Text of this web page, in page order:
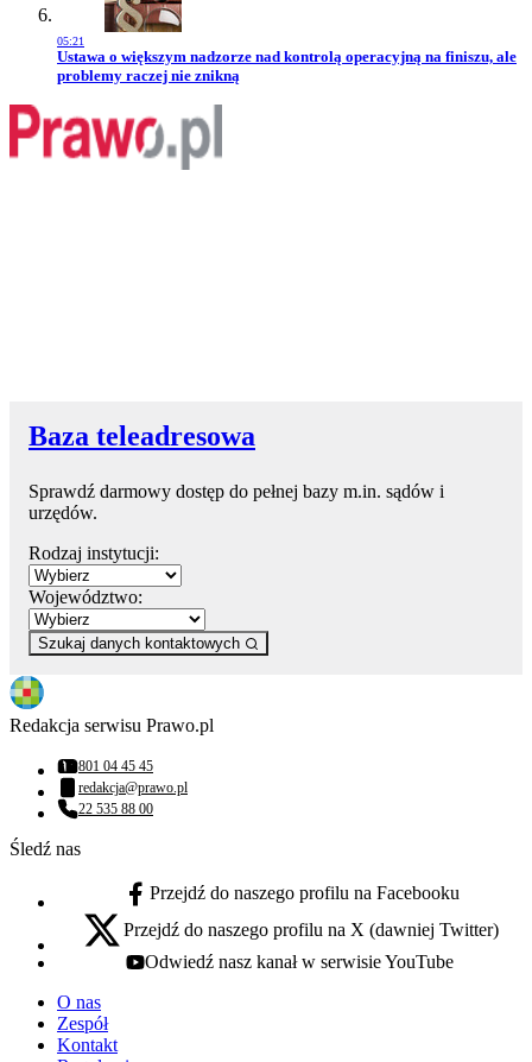
05:21
Przejdź do artykułu:
Ustawa o większym nadzorze nad kontrolą operacyjną na finiszu, ale
problemy raczej nie znikną
Baza teleadresowa
Sprawdź darmowy dostęp do pełnej bazy m.in. sądów i
urzędów.
Rodzaj instytucji:
Województwo:
Szukaj danych kontaktowych
Redakcja serwisu Prawo.pl
Numer telefonu:
801 04 45 45
Adres email:
redakcja@prawo.pl
Numer telefonu:
22 535 88 00
Śledź nas
facebook - otwiera się w nowej karcie
Przejdź do naszego profilu na Facebooku
x - otwiera się w nowej karcie
Przejdź do naszego profilu na X (dawniej Twitter)
youtube - otwiera się w nowej karcie
Odwiedź nasz kanał w serwisie YouTube
O nas
Zespół
Kontakt